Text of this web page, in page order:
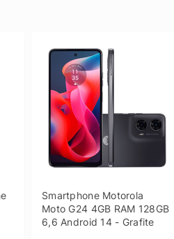
Smartphone Motorola
Moto G24 4GB RAM 128GB
6,6 Android 14 - Grafite